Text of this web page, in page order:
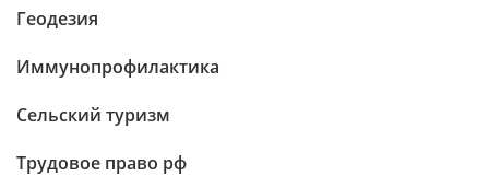
Геодезия
Иммунопрофилактика
Сельский туризм
Трудовое право рф